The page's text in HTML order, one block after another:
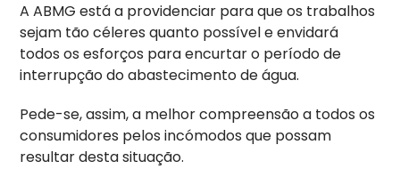
A ABMG está a providenciar para que os trabalhos
sejam tão céleres quanto possível e envidará
todos os esforços para encurtar o período de
interrupção do abastecimento de água.
Pede-se, assim, a melhor compreensão a todos os
consumidores pelos incómodos que possam
resultar desta situação.